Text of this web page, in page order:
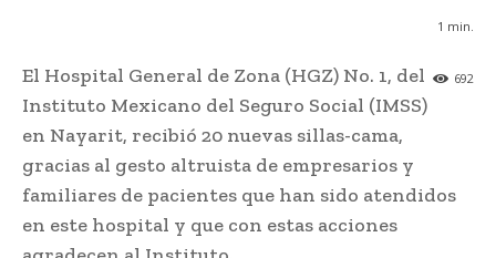
1 min.
692
El Hospital General de Zona (HGZ) No. 1, del
Instituto Mexicano del Seguro Social (IMSS)
en Nayarit, recibió 20 nuevas sillas-cama,
gracias al gesto altruista de empresarios y
familiares de pacientes que han sido atendidos
en este hospital y que con estas acciones